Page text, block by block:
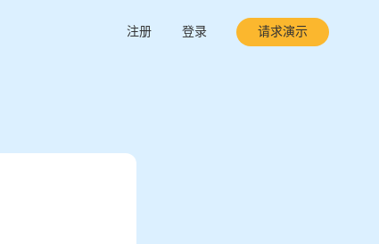
注册 登录 请求演示